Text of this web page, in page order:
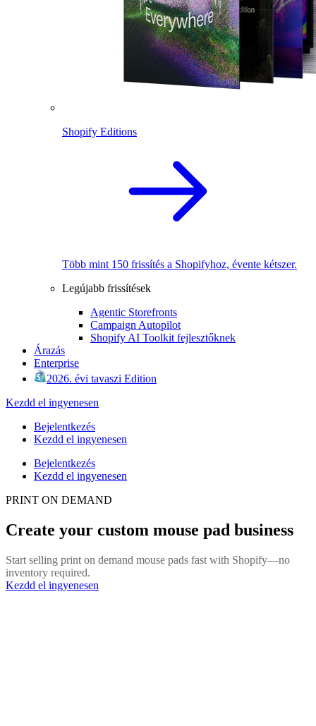
Shopify Editions
Több mint 150 frissítés a Shopifyhoz, évente kétszer.
Legújabb frissítések
Agentic Storefronts
Campaign Autopilot
Shopify AI Toolkit fejlesztőknek
Árazás
Enterprise
2026. évi tavaszi Edition
Kezdd el ingyenesen
Bejelentkezés
Kezdd el ingyenesen
Bejelentkezés
Kezdd el ingyenesen
PRINT ON DEMAND
Create your custom mouse pad business
Start selling print on demand mouse pads fast with Shopify—no
inventory required.
Kezdd el ingyenesen